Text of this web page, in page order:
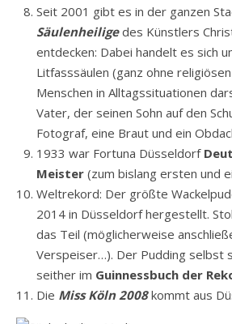
lange Spektakel mit bis zu 120
regelmäßig von bis zu einer halben
bejubelt.Helau!
Seit 2001 gibt es in der ganzen
Säulenheiligedes Künstlers
entdecken: Dabei handelt es sich
Litfasssäulen (ganz ohne
Menschen in Alltagssituationen
Vater, der seinen Sohn auf den
Fotograf, eine Braut und ein
1933 war Fortuna Düsseldorf
Meister(zum bislang ersten und
Weltrekord: Der größte
2014 in Düsseldorf hergestellt.
das Teil (möglicherweise